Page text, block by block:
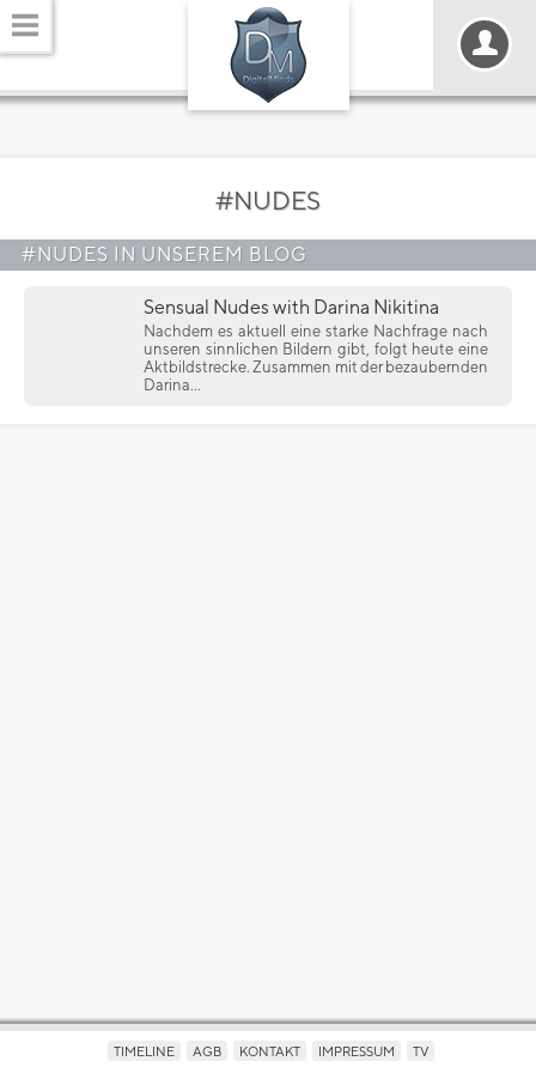
#NUDES
#NUDES IN UNSEREM BLOG
Sensual Nudes with Darina Nikitina
Nachdem es aktuell eine starke Nachfrage nach
unseren sinnlichen Bildern gibt, folgt heute eine
Aktbildstrecke. Zusammen mit der bezaubernden
Darina...
TIMELINE AGB KONTAKT IMPRESSUM TV